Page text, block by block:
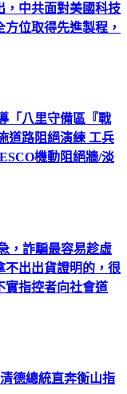
，中共面對美國科技
位取得先進製程，
「八里守備區『戰
道路阻絕演練 工兵
機動阻絕牆/淡
，詐騙最容易趁虛
不出出貨證明的，很
實指控者向社會道
德總統直奔衡山指